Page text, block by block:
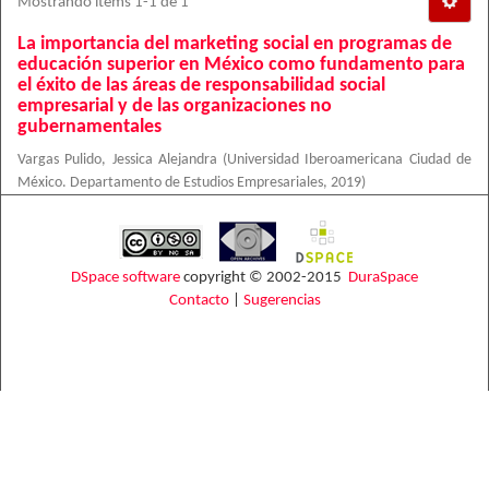
La importancia del marketing social en programas de
educación superior en México como fundamento para
el éxito de las áreas de responsabilidad social
empresarial y de las organizaciones no
gubernamentales
Vargas Pulido, Jessica Alejandra (Universidad Iberoamericana Ciudad de
México. Departamento de Estudios Empresariales, 2019)
DSpace software copyright © 2002-2015 DuraSpace
Contacto| Sugerencias